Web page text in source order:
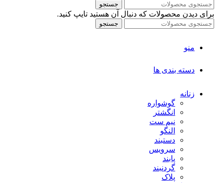
جستجو
برای دیدن محصولات که دنبال آن هستید تایپ کنید.
جستجو
منو
دسته بندی ها
زنانه
گوشواره
انگشتر
نیم ست
النگو
دستبند
سرویس
پابند
گردنبند
پلاک